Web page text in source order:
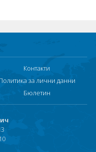
Контакти
за лични данни
Бюлетин